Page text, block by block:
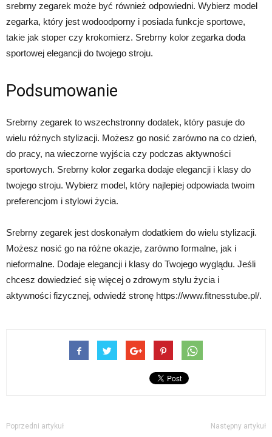
srebrny zegarek może być również odpowiedni. Wybierz model
zegarka, który jest wodoodporny i posiada funkcje sportowe,
takie jak stoper czy krokomierz. Srebrny kolor zegarka doda
sportowej elegancji do twojego stroju.
Podsumowanie
Srebrny zegarek to wszechstronny dodatek, który pasuje do
wielu różnych stylizacji. Możesz go nosić zarówno na co dzień,
do pracy, na wieczorne wyjścia czy podczas aktywności
sportowych. Srebrny kolor zegarka dodaje elegancji i klasy do
twojego stroju. Wybierz model, który najlepiej odpowiada twoim
preferencjom i stylowi życia.
Srebrny zegarek jest doskonałym dodatkiem do wielu stylizacji.
Możesz nosić go na różne okazje, zarówno formalne, jak i
nieformalne. Dodaje elegancji i klasy do Twojego wyglądu. Jeśli
chcesz dowiedzieć się więcej o zdrowym stylu życia i
aktywności fizycznej, odwiedź stronę https://www.fitnesstube.pl/.
Poprzedni artykuł Następny artykuł